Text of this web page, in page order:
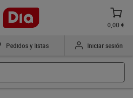
0,00 €
Pedidos y listas Iniciar sesión